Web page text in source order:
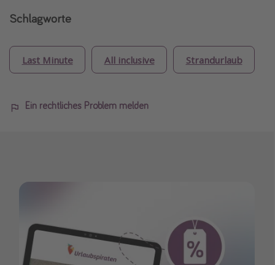
Schlagworte
Last Minute All inclusive Strandurlaub
Ein rechtliches Problem melden